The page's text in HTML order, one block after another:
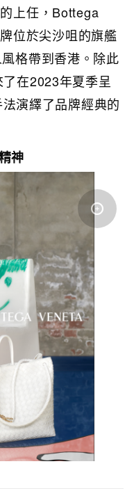
上任，Bottega
位於尖沙咀的旗艦
格帶到香港。除此
在2023年夏季呈
演繹了品牌經典的
神